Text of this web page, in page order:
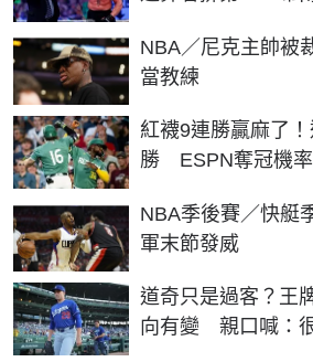
NBA／尼克主帥
當教練
紅襪9連勝贏麻了
勝 ESPN奪冠機
NBA季後賽／快
軍末節發威
道奇只是過客？王
向有變 親口喊：